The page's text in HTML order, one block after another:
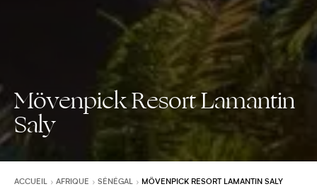
Mövenpick Resort Lamantin
Saly
ACCUEIL AFRIQUE SÉNÉGAL MÖVENPICK RESORT LAMANTIN SALY